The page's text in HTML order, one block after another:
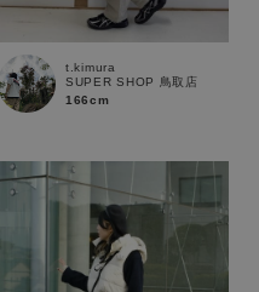
t.kimura
SUPER SHOP 鳥取店
166cm